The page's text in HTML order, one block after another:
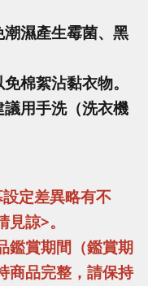
濕產生霉菌、黑
棉絮沾黏衣物。
用手洗（洗衣機
定差異略有不
諒>。
鑑賞期間（鑑賞期
商品完整，請保持